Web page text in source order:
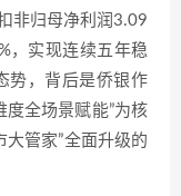
非归母净利润3.09
，实现连续五年稳
势，背后是侨银作
度全场景赋能”为核
大管家”全面升级的